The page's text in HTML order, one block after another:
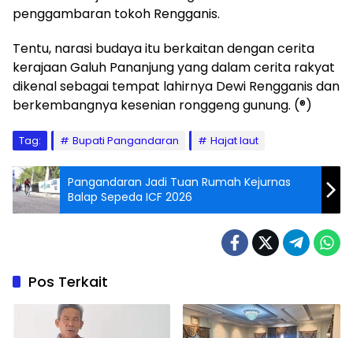
penggambaran tokoh Rengganis.
Tentu, narasi budaya itu berkaitan dengan cerita
kerajaan Galuh Pananjung yang dalam cerita rakyat
dikenal sebagai tempat lahirnya Dewi Rengganis dan
berkembangnya kesenian ronggeng gunung. (®)
Tag: Bupati Pangandaran Hajat laut
Pangandaran Jadi Tuan Rumah Kejurnas
Balap Sepeda ICF 2026
Pos Terkait